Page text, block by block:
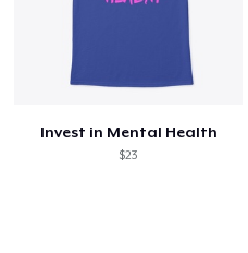
Invest in Mental Health
$23